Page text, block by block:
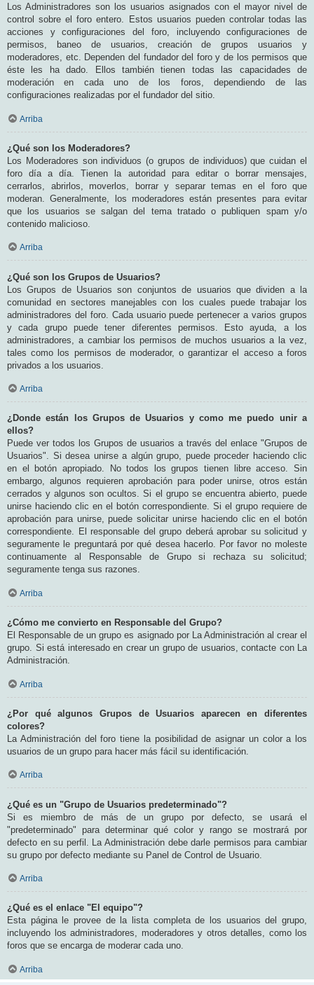
Los Administradores son los usuarios asignados con el mayor nivel de
control sobre el foro entero. Estos usuarios pueden controlar todas las
acciones y configuraciones del foro, incluyendo configuraciones de
permisos, baneo de usuarios, creación de grupos usuarios y
moderadores, etc. Dependen del fundador del foro y de los permisos que
éste les ha dado. Ellos también tienen todas las capacidades de
moderación en cada uno de los foros, dependiendo de las
configuraciones realizadas por el fundador del sitio.
Arriba
¿Qué son los Moderadores?
Los Moderadores son individuos (o grupos de individuos) que cuidan el
foro día a día. Tienen la autoridad para editar o borrar mensajes,
cerrarlos, abrirlos, moverlos, borrar y separar temas en el foro que
moderan. Generalmente, los moderadores están presentes para evitar
que los usuarios se salgan del tema tratado o publiquen spam y/o
contenido malicioso.
Arriba
¿Qué son los Grupos de Usuarios?
Los Grupos de Usuarios son conjuntos de usuarios que dividen a la
comunidad en sectores manejables con los cuales puede trabajar los
administradores del foro. Cada usuario puede pertenecer a varios grupos
y cada grupo puede tener diferentes permisos. Esto ayuda, a los
administradores, a cambiar los permisos de muchos usuarios a la vez,
tales como los permisos de moderador, o garantizar el acceso a foros
privados a los usuarios.
Arriba
¿Donde están los Grupos de Usuarios y como me puedo unir a
ellos?
Puede ver todos los Grupos de usuarios a través del enlace "Grupos de
Usuarios". Si desea unirse a algún grupo, puede proceder haciendo clic
en el botón apropiado. No todos los grupos tienen libre acceso. Sin
embargo, algunos requieren aprobación para poder unirse, otros están
cerrados y algunos son ocultos. Si el grupo se encuentra abierto, puede
unirse haciendo clic en el botón correspondiente. Si el grupo requiere de
aprobación para unirse, puede solicitar unirse haciendo clic en el botón
correspondiente. El responsable del grupo deberá aprobar su solicitud y
seguramente le preguntará por qué desea hacerlo. Por favor no moleste
continuamente al Responsable de Grupo si rechaza su solicitud;
seguramente tenga sus razones.
Arriba
¿Cómo me convierto en Responsable del Grupo?
El Responsable de un grupo es asignado por La Administración al crear el
grupo. Si está interesado en crear un grupo de usuarios, contacte con La
Administración.
Arriba
¿Por qué algunos Grupos de Usuarios aparecen en diferentes
colores?
La Administración del foro tiene la posibilidad de asignar un color a los
usuarios de un grupo para hacer más fácil su identificación.
Arriba
¿Qué es un "Grupo de Usuarios predeterminado"?
Si es miembro de más de un grupo por defecto, se usará el
"predeterminado" para determinar qué color y rango se mostrará por
defecto en su perfil. La Administración debe darle permisos para cambiar
su grupo por defecto mediante su Panel de Control de Usuario.
Arriba
¿Qué es el enlace "El equipo"?
Esta página le provee de la lista completa de los usuarios del grupo,
incluyendo los administradores, moderadores y otros detalles, como los
foros que se encarga de moderar cada uno.
Arriba